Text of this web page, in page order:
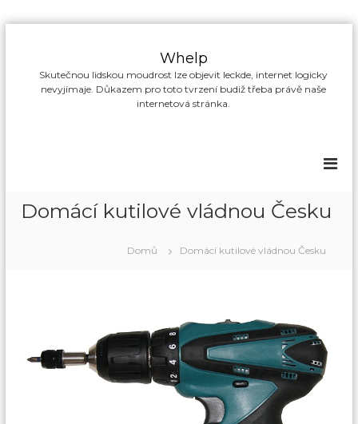
Whelp
Skutečnou lidskou moudrost lze objevit leckde, internet logicky
nevyjímaje. Důkazem pro toto tvrzení budiž třeba právě naše
internetová stránka.
Domácí kutilové vládnou Česku
Domů Domácí kutilové vládnou Česku